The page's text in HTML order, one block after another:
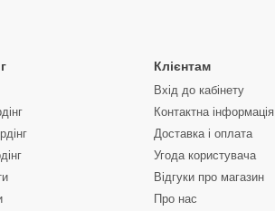
Клієнтам
Вхід до кабінету
Контактна інформація
Доставка і оплата
Угода користувача
Відгуки про магазин
Про нас